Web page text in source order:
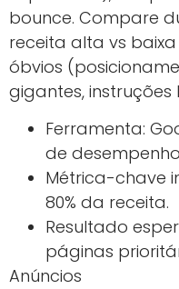
bounce. Compare
receita alta vs
óbvios
gigantes,
Ferramenta:
de
Métrica-chave
80% da receita.
Resultado
páginas
Anúncios